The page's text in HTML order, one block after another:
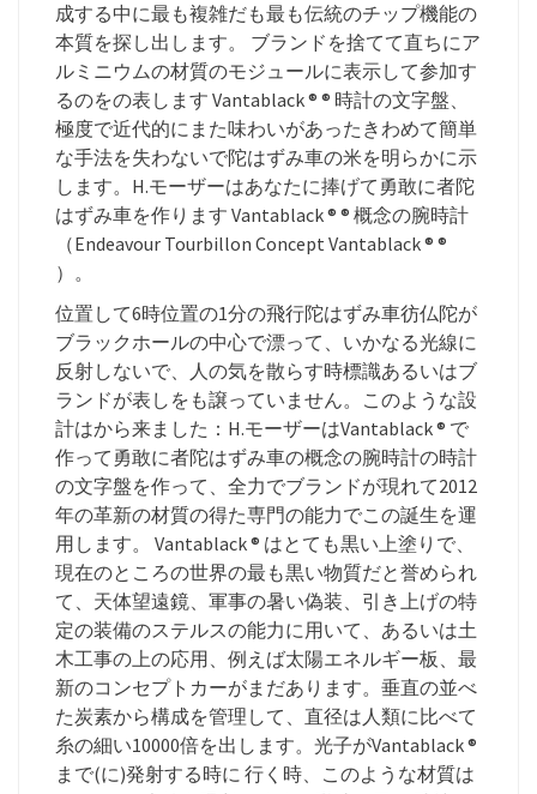
成する中に最も複雑だも最も伝統のチップ機能の
本質を探し出します。 ブランドを捨てて直ちにア
ルミニウムの材質のモジュールに表示して参加す
るのをの表します Vantablack ® ® 時計の文字盤、
極度で近代的にまた味わいがあったきわめて簡単
な手法を失わないで陀はずみ車の米を明らかに示
します。H.モーザーはあなたに捧げて勇敢に者陀
はずみ車を作ります Vantablack ® ® 概念の腕時計
（Endeavour Tourbillon Concept Vantablack ® ®
）。
位置して6時位置の1分の飛行陀はずみ車彷仏陀が
ブラックホールの中心で漂って、いかなる光線に
反射しないで、人の気を散らす時標識あるいはブ
ランドが表しをも譲っていません。このような設
計はから来ました：H.モーザーはVantablack ® で
作って勇敢に者陀はずみ車の概念の腕時計の時計
の文字盤を作って、全力でブランドが現れて2012
年の革新の材質の得た専門の能力でこの誕生を運
用します。 Vantablack ® はとても黒い上塗りで、
現在のところの世界の最も黒い物質だと誉められ
て、天体望遠鏡、軍事の暑い偽装、引き上げの特
定の装備のステルスの能力に用いて、あるいは土
木工事の上の応用、例えば太陽エネルギー板、最
新のコンセプトカーがまだあります。垂直の並べ
た炭素から構成を管理して、直径は人類に比べて
糸の細い10000倍を出します。光子がVantablack ®
まで(に)発射する時に 行く時、このような材質は